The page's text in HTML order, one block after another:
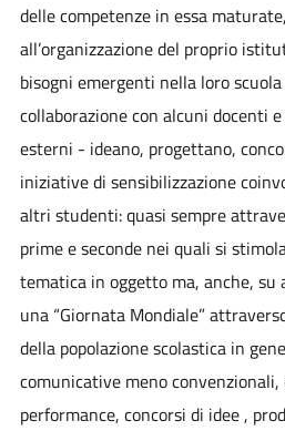
delle competenze in essa
all’organizzazione del proprio
bisogni emergenti nella loro
collaborazione con alcuni docenti
esterni - ideano, progettano,
iniziative di sensibilizzazione
altri studenti: quasi sempre
prime e seconde nei quali si
tematica in oggetto ma, anche, su
una “Giornata Mondiale”
della popolazione scolastica in
comunicative meno convenzionali,
performance, concorsi di idee ,